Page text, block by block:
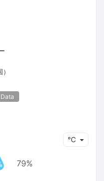
℃
79%